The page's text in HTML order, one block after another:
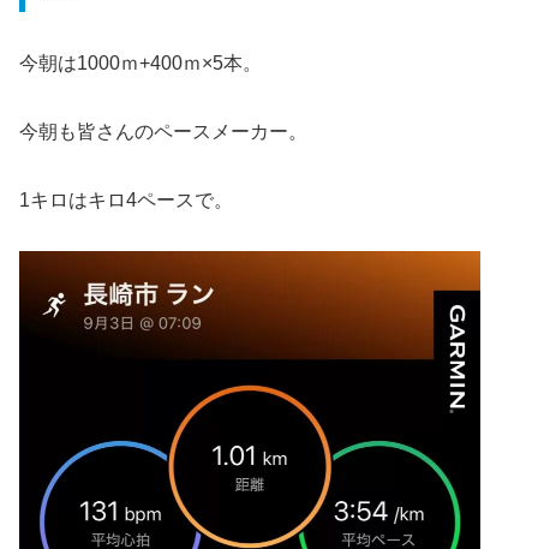
今朝は1000ｍ+400ｍ×5本。
今朝も皆さんのペースメーカー。
1キロはキロ4ペースで。